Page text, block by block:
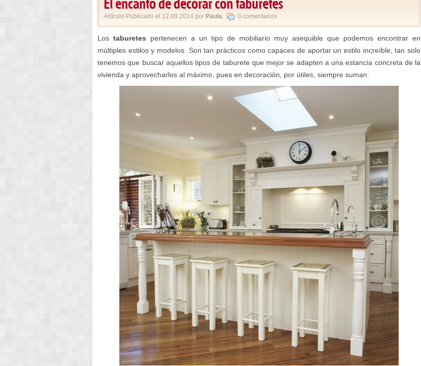
El encanto de decorar con taburetes
Artículo Publicado el 12.09.2014 por Paula, 0 comentarios
Los taburetes pertenecen a un tipo de mobiliario muy asequible que podemos encontrar en
múltiples estilos y modelos. Son tan prácticos como capaces de aportar un estilo increíble, tan solo
tenemos que buscar aquellos tipos de taburete que mejor se adapten a una estancia concreta de la
vivienda y aprovecharlos al máximo, pues en decoración, por útiles, siempre suman.